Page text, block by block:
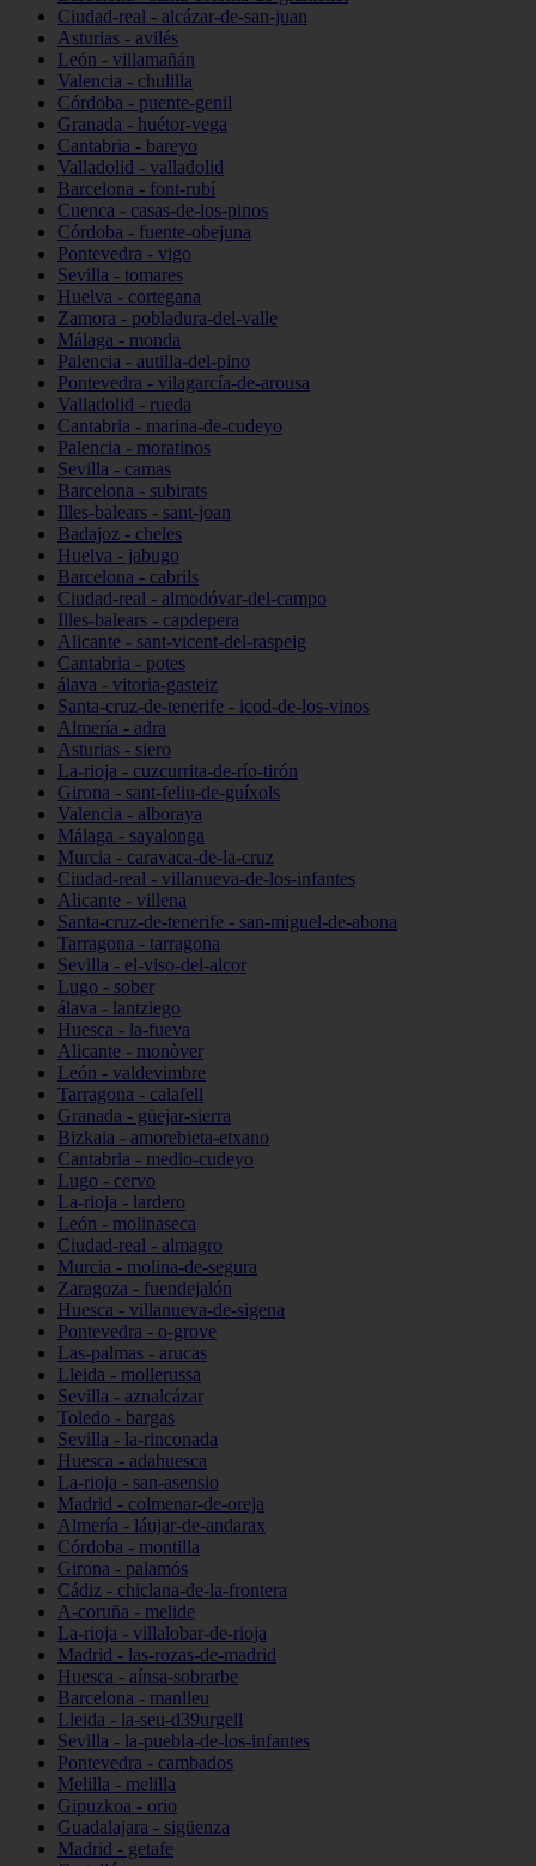
Ciudad-real - alcázar-de-san-juan
Asturias - avilés
León - villamañán
Valencia - chulilla
Córdoba - puente-genil
Granada - huétor-vega
Cantabria - bareyo
Valladolid - valladolid
Barcelona - font-rubí
Cuenca - casas-de-los-pinos
Córdoba - fuente-obejuna
Pontevedra - vigo
Sevilla - tomares
Huelva - cortegana
Zamora - pobladura-del-valle
Málaga - monda
Palencia - autilla-del-pino
Pontevedra - vilagarcía-de-arousa
Valladolid - rueda
Cantabria - marina-de-cudeyo
Palencia - moratinos
Sevilla - camas
Barcelona - subirats
Illes-balears - sant-joan
Badajoz - cheles
Huelva - jabugo
Barcelona - cabrils
Ciudad-real - almodóvar-del-campo
Illes-balears - capdepera
Alicante - sant-vicent-del-raspeig
Cantabria - potes
álava - vitoria-gasteiz
Santa-cruz-de-tenerife - icod-de-los-vinos
Almería - adra
Asturias - siero
La-rioja - cuzcurrita-de-río-tirón
Girona - sant-feliu-de-guíxols
Valencia - alboraya
Málaga - sayalonga
Murcia - caravaca-de-la-cruz
Ciudad-real - villanueva-de-los-infantes
Alicante - villena
Santa-cruz-de-tenerife - san-miguel-de-abona
Tarragona - tarragona
Sevilla - el-viso-del-alcor
Lugo - sober
álava - lantziego
Huesca - la-fueva
Alicante - monòver
León - valdevimbre
Tarragona - calafell
Granada - güejar-sierra
Bizkaia - amorebieta-etxano
Cantabria - medio-cudeyo
Lugo - cervo
La-rioja - lardero
León - molinaseca
Ciudad-real - almagro
Murcia - molina-de-segura
Zaragoza - fuendejalón
Huesca - villanueva-de-sigena
Pontevedra - o-grove
Las-palmas - arucas
Lleida - mollerussa
Sevilla - aznalcázar
Toledo - bargas
Sevilla - la-rinconada
Huesca - adahuesca
La-rioja - san-asensio
Madrid - colmenar-de-oreja
Almería - láujar-de-andarax
Córdoba - montilla
Girona - palamós
Cádiz - chiclana-de-la-frontera
A-coruña - melide
La-rioja - villalobar-de-rioja
Madrid - las-rozas-de-madrid
Huesca - aínsa-sobrarbe
Barcelona - manlleu
Lleida - la-seu-d39urgell
Sevilla - la-puebla-de-los-infantes
Pontevedra - cambados
Melilla - melilla
Gipuzkoa - orio
Guadalajara - sigüenza
Madrid - getafe